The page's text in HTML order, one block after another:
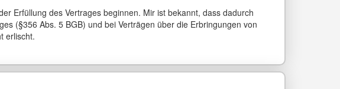
Erfüllung des Vertrages beginnen. Mir ist bekannt, dass dadurch
(§356 Abs. 5 BGB) und bei Verträgen über die Erbringungen von
erlischt.